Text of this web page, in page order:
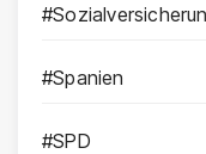
#Spanien
#SPD